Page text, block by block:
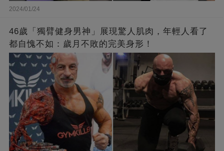
2024/01/24
46歲「獨臂健身男神」展現驚人肌肉，年輕人看了
都自愧不如：歲月不敗的完美身形！